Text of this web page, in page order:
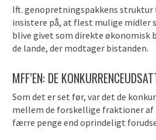
Ift. genopretningspakkens struktur
insistere på, at flest mulige midler
blive givet som direkte økonomisk
de lande, der modtager bistanden.
MFF’EN: DE
Som det er set før, var det de
mellem de forskellige fraktioner af
færre penge end oprindeligt